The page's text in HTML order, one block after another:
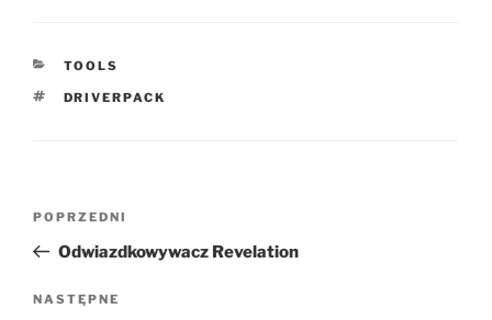
KATEGORIE
TOOLS
TAGI
DRIVERPACK
Poprzedni
wpis
POPRZEDNI
Odwiazdkowywacz Revelation
Następny
NASTĘPNE